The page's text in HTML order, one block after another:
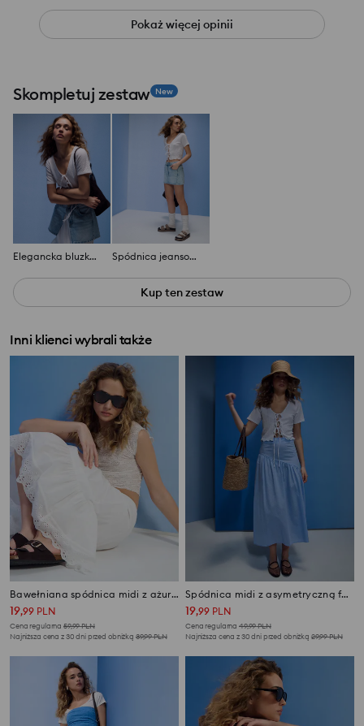
Pokaż więcej opinii
Skompletuj zestaw New
Elegancka bluzka z ozdobnymi wiązaniami Spódnica jeansowa z efektem sprania
Kup ten zestaw
Inni klienci wybrali także
Bawełniana spódnica midi z ażurowymi elementami
19,99 PLN
Cena regularna 59,99PLN
Najniższa cena z 30 dni przed obniżką 39,99PLN
Spódnica midi z asymetryczną falbaną w paski
19,99 PLN
Cena regularna 49,99PLN
Najniższa cena z 30 dni przed obniżką 29,99PLN